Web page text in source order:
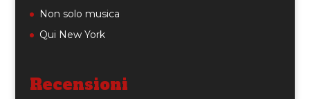
Non solo musica
Qui New York
Recensioni